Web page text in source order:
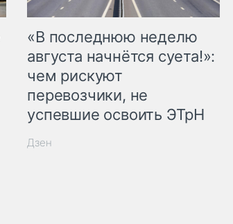
«В последнюю неделю
августа начнётся суета!»:
чем рискуют
перевозчики, не
успевшие освоить ЭТрН
Дзен